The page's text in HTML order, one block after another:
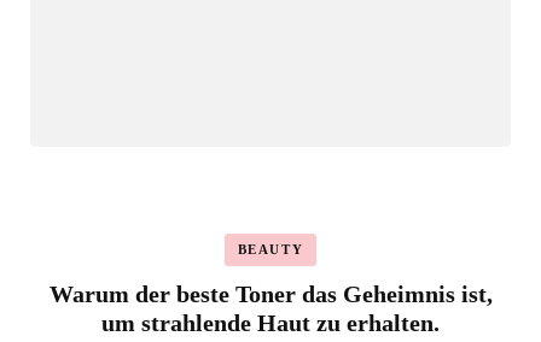
BEAUTY
Warum der beste Toner das Geheimnis ist,
um strahlende Haut zu erhalten.